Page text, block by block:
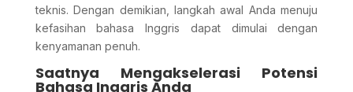
teknis. Dengan demikian, langkah awal Anda menuju
kefasihan bahasa Inggris dapat dimulai dengan
kenyamanan penuh.
Saatnya Mengakselerasi Potensi
Bahasa Inggris Anda